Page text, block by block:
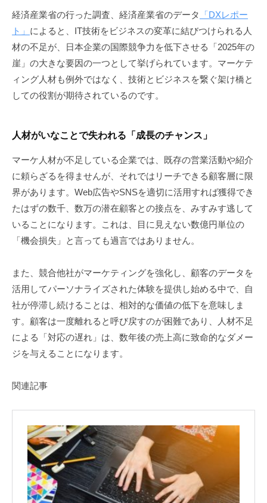
経済産業省の行った調査、経済産業省のデータ
「DXレポー
ト」 によると、IT技術をビジネスの変革に結びつけられる人
材の不足が、日本企業の国際競争力を低下させる「2025年の
崖」の大きな要因の一つとして挙げられています。マーケテ
ィング人材も例外ではなく、技術とビジネスを繋ぐ架け橋と
しての役割が期待されているのです。
人材がいなことで失われる「成長のチャンス」
マーケ人材が不足している企業では、既存の営業活動や紹介
に頼らざるを得ませんが、それではリーチできる顧客層に限
界があります。Web広告やSNSを適切に活用すれば獲得でき
たはずの数千、数万の潜在顧客との接点を、みすみす逃して
いることになります。これは、目に見えない数億円単位の
「機会損失」と言っても過言ではありません。
また、競合他社がマーケティングを強化し、顧客のデータを
活用してパーソナライズされた体験を提供し始める中で、自
社が停滞し続けることは、相対的な価値の低下を意味しま
す。顧客は一度離れると呼び戻すのが困難であり、人材不足
による「対応の遅れ」は、数年後の売上高に致命的なダメー
ジを与えることになります。
関連記事